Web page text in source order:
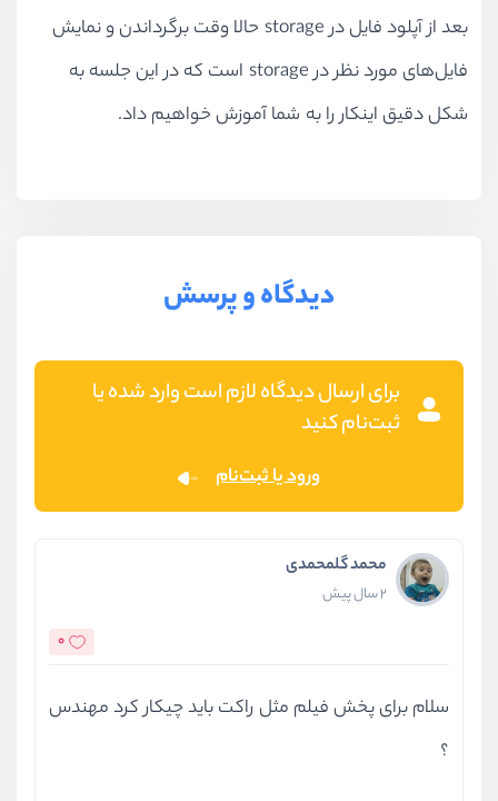
بعد از آپلود فایل در storage حالا وقت برگرداندن و نمایش
فایل‌های مورد نظر در storage است که در این جلسه به
شکل دقیق اینکار را به شما آموزش خواهیم داد.
دیدگاه و پرسش
برای ارسال دیدگاه لازم است وارد شده یا
ثبت‌نام کنید
ورود یا ثبت‌نام
محمد گلمحمدی
2 سال پیش
0
سلام برای پخش فیلم مثل راکت باید چیکار کرد مهندس
؟